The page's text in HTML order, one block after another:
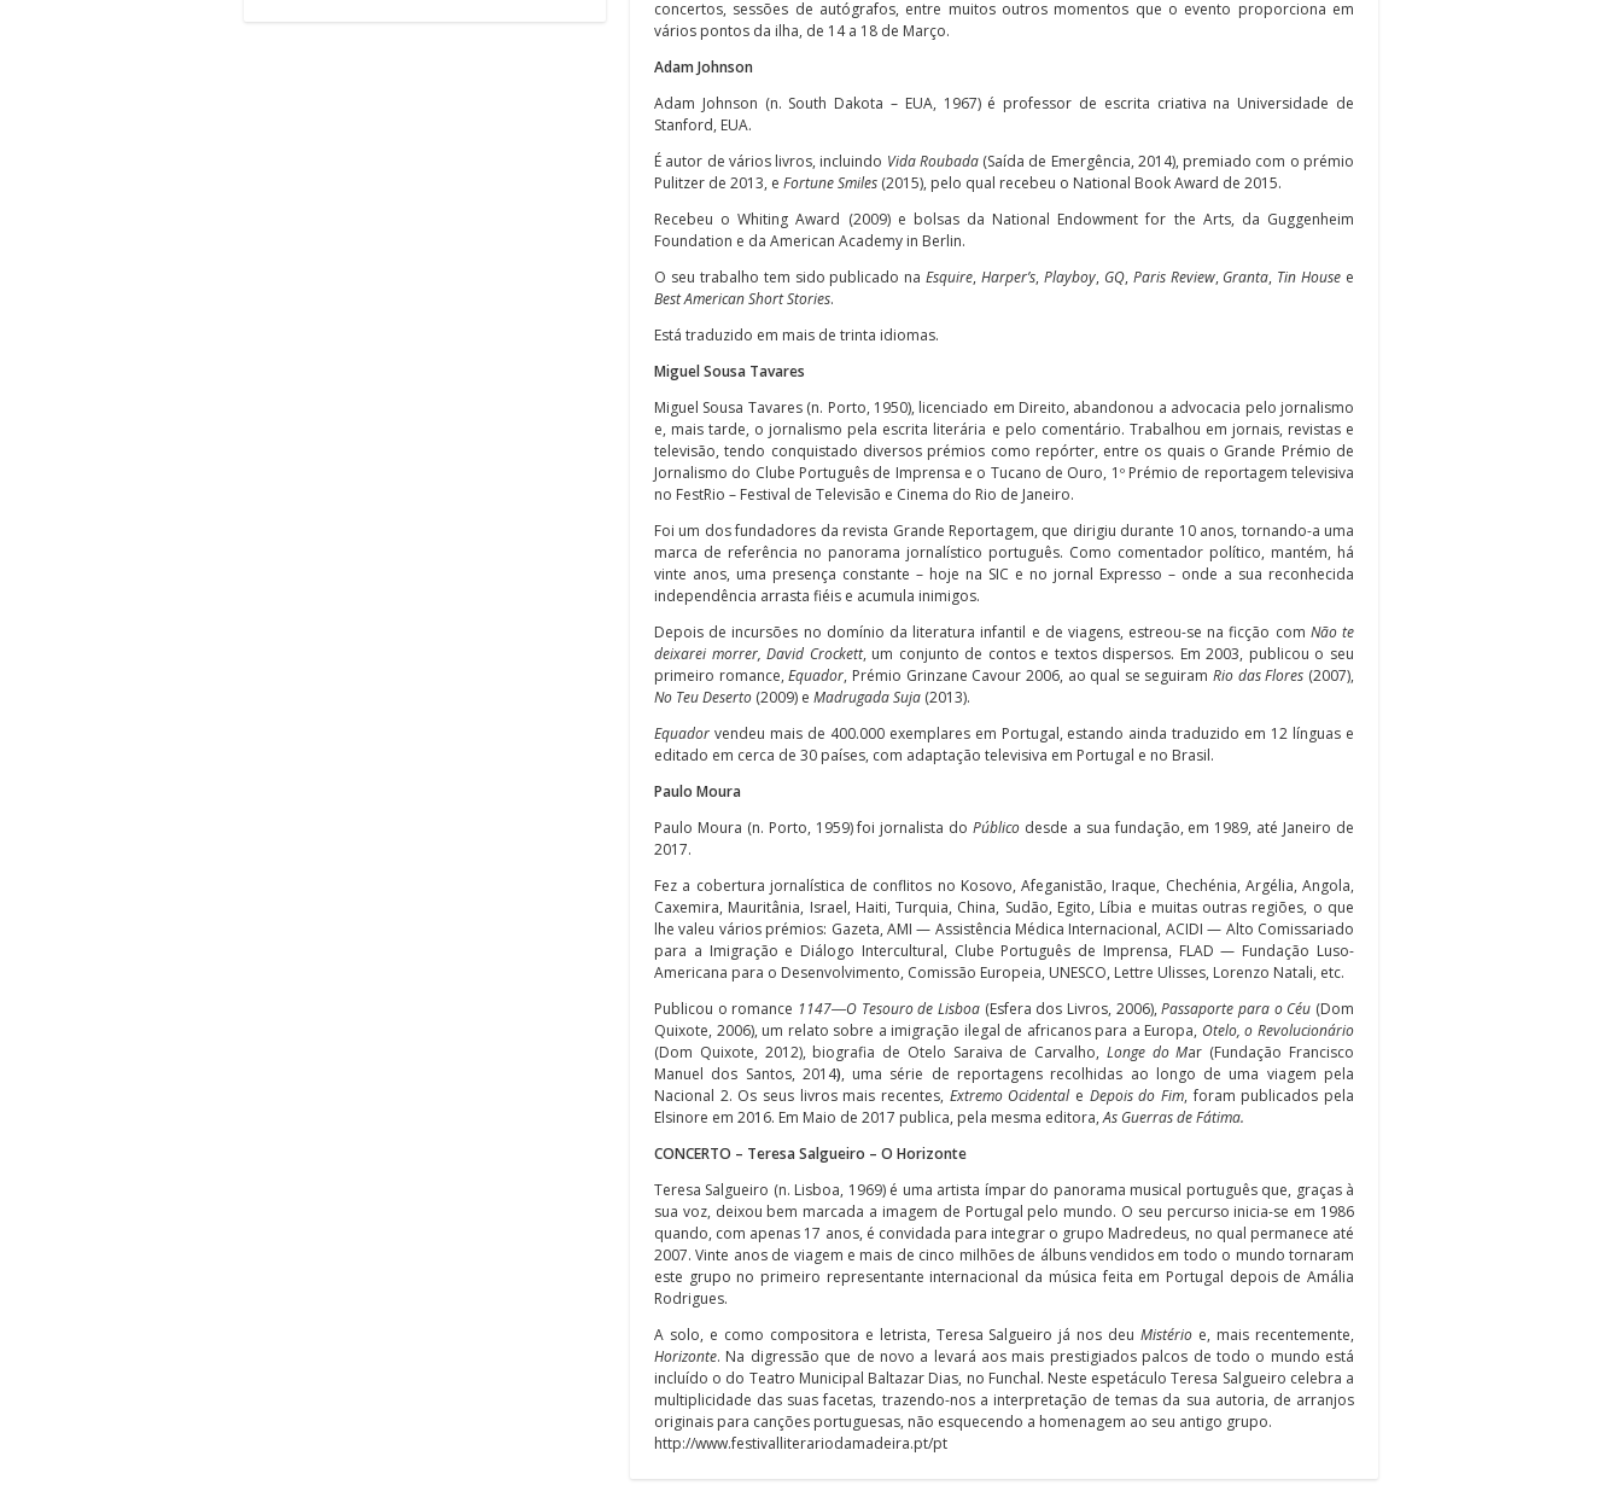
concertos, sessões de autógrafos, entre muitos outros momentos que o evento proporciona em
vários pontos da ilha, de 14 a 18 de Março.
Adam Johnson
Adam Johnson (n. South Dakota – EUA, 1967) é professor de escrita criativa na Universidade de
Stanford, EUA.
É autor de vários livros, incluindo Vida Roubada(Saída de Emergência, 2014), premiado com o prémio
Pulitzer de 2013, e Fortune Smiles (2015), pelo qual recebeu o National Book Award de 2015.
Recebeu o Whiting Award (2009) e bolsas da National Endowment for the Arts, da Guggenheim
Foundation e da American Academy in Berlin.
O seu trabalho tem sido publicado naEsquire, Harper’s, Playboy, GQ, Paris Review, Granta, Tin House e
Best American Short Stories.
Está traduzido em mais de trinta idiomas.
Miguel Sousa Tavares
Miguel Sousa Tavares (n. Porto, 1950), licenciado em Direito, abandonou a advocacia pelo jornalismo
e, mais tarde, o jornalismo pela escrita literária e pelo comentário. Trabalhou em jornais, revistas e
televisão, tendo conquistado diversos prémios como repórter, entre os quais o Grande Prémio de
Jornalismo do Clube Português de Imprensa e o Tucano de Ouro, 1º Prémio de reportagem televisiva
no FestRio – Festival de Televisão e Cinema do Rio de Janeiro.
Foi um dos fundadores da revista Grande Reportagem, que dirigiu durante 10 anos, tornando-a uma
marca de referência no panorama jornalístico português. Como comentador político, mantém, há
vinte anos, uma presença constante – hoje na SIC e no jornal Expresso – onde a sua reconhecida
independência arrasta fiéis e acumula inimigos.
Depois de incursões no domínio da literatura infantil e de viagens, estreou-se na ficção com Não te
deixarei morrer, David Crockett, um conjunto de contos e textos dispersos. Em 2003, publicou o seu
primeiro romance,Equador, Prémio Grinzane Cavour 2006, ao qual se seguiramRio das Flores (2007),
No Teu Deserto (2009) e Madrugada Suja (2013).
Equador vendeu mais de 400.000 exemplares em Portugal, estando ainda traduzido em 12 línguas e
editado em cerca de 30 países, com adaptação televisiva em Portugal e no Brasil.
Paulo Moura
Paulo Moura (n. Porto, 1959) foi jornalista doPúblico desde a sua fundação, em 1989, até Janeiro de
2017.
Fez a cobertura jornalística de conflitos no Kosovo, Afeganistão, Iraque, Chechénia, Argélia, Angola,
Caxemira, Mauritânia, Israel, Haiti, Turquia, China, Sudão, Egito, Líbia e muitas outras regiões, o que
lhe valeu vários prémios: Gazeta, AMI — Assistência Médica Internacional, ACIDI — Alto Comissariado
para a Imigração e Diálogo Intercultural, Clube Português de Imprensa, FLAD — Fundação Luso-
Americana para o Desenvolvimento, Comissão Europeia, UNESCO, Lettre Ulisses, Lorenzo Natali, etc.
Publicou o romance 1147―O Tesouro de Lisboa (Esfera dos Livros, 2006),Passaporte para o Céu (Dom
Quixote, 2006), um relato sobre a imigração ilegal de africanos para a Europa, Otelo, o Revolucionário
(Dom Quixote, 2012), biografia de Otelo Saraiva de Carvalho, Longe do Mar (Fundação Francisco
Manuel dos Santos, 2014), uma série de reportagens recolhidas ao longo de uma viagem pela
Nacional 2. Os seus livros mais recentes, Extremo Ocidentale Depois do Fim, foram publicados pela
Elsinore em 2016. Em Maio de 2017 publica, pela mesma editora,As Guerras de Fátima.
CONCERTO – Teresa Salgueiro – O Horizonte
Teresa Salgueiro (n. Lisboa, 1969) é uma artista ímpar do panorama musical português que, graças à
sua voz, deixou bem marcada a imagem de Portugal pelo mundo. O seu percurso inicia-se em 1986
quando, com apenas 17 anos, é convidada para integrar o grupo Madredeus, no qual permanece até
2007. Vinte anos de viagem e mais de cinco milhões de álbuns vendidos em todo o mundo tornaram
este grupo no primeiro representante internacional da música feita em Portugal depois de Amália
Rodrigues.
A solo, e como compositora e letrista, Teresa Salgueiro já nos deuMistério e, mais recentemente,
Horizonte. Na digressão que de novo a levará aos mais prestigiados palcos de todo o mundo está
incluído o do Teatro Municipal Baltazar Dias, no Funchal. Neste espetáculo Teresa Salgueiro celebra a
multiplicidade das suas facetas, trazendo-nos a interpretação de temas da sua autoria, de arranjos
originais para canções portuguesas, não esquecendo a homenagem ao seu antigo grupo.
http://www.festivalliterariodamadeira.pt/pt